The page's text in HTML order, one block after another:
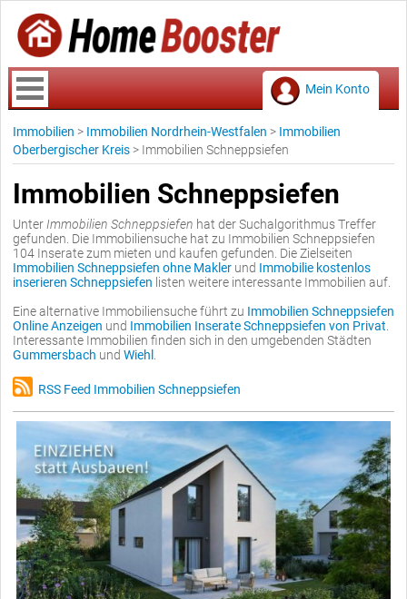
Mein Konto
Immobilien > Immobilien Nordrhein-Westfalen > Immobilien
Oberbergischer Kreis > Immobilien Schneppsiefen
Immobilien Schneppsiefen
Unter Immobilien Schneppsiefen hat der Suchalgorithmus Treffer
gefunden. Die Immobiliensuche hat zu Immobilien Schneppsiefen
104 Inserate zum mieten und kaufen gefunden. Die Zielseiten
Immobilien Schneppsiefen ohne Makler und Immobilie kostenlos
inserieren Schneppsiefen listen weitere interessante Immobilien auf.
Eine alternative Immobiliensuche führt zu Immobilien Schneppsiefen
Online Anzeigen und Immobilien Inserate Schneppsiefen von Privat
Interessante Immobilien finden sich in den umgebenden Städten
Gummersbach und Wiehl
RSS Feed Immobilien Schneppsiefen